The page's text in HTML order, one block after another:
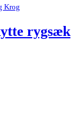
Krog
rygsæk